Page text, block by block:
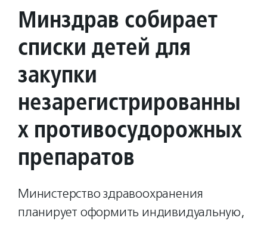
Минздрав собирает
списки детей для
закупки
незарегистрированны
х противосудорожных
препаратов
Министерство здравоохранения
планирует оформить индивидуальную,